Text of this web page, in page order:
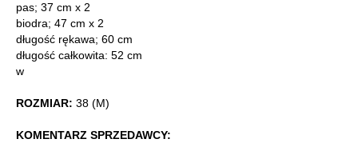
pas; 37 cm x 2
biodra; 47 cm x 2
długość rękawa; 60 cm
długość całkowita: 52 cm
w
ROZMIAR: 38 (M)
KOMENTARZ SPRZEDAWCY: